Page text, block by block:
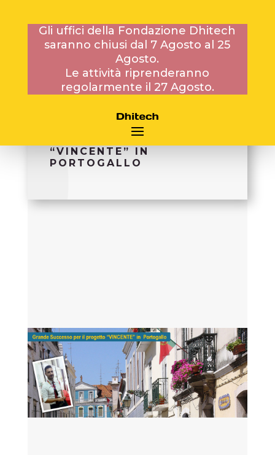
Gli uffici della Fondazione Dhitech
saranno chiusi dal 7 Agosto al 25
Agosto.
Le attività riprenderanno
regolarmente il 27 Agosto.
4 SETTEMBRE 2014
GRANDE SUCCESSO PER
“VINCENTE” IN
PORTOGALLO